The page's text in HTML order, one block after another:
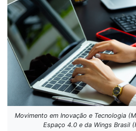
Movimento em Inovação e Tecnologia
Espaço 4.0 e da Wings Brasil